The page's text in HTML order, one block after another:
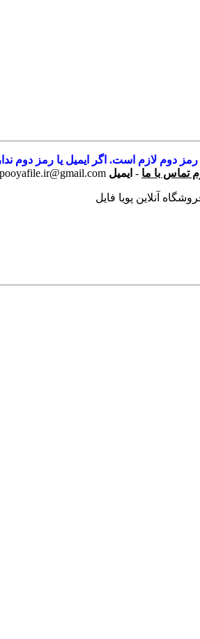
رمز دوم لازم است. اگر ایمیل یا رمز دوم
تماس با ما - ایمیل pooyafile.ir@gmail.com
آنلاین پویا فایل